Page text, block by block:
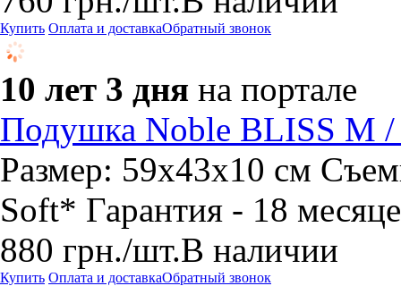
Купить Оплата и доставкаОбратный звонок
10 лет 3 дня на портале
Подушка Noble BLISS
Размер: 59х43х10 см
Soft* Гарантия - 18
880 грн./шт.В наличии
Купить Оплата и доставкаОбратный звонок